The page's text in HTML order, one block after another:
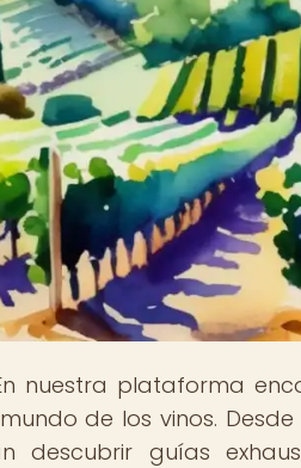
nuestra plataforma
de los vinos.
descubrir guías